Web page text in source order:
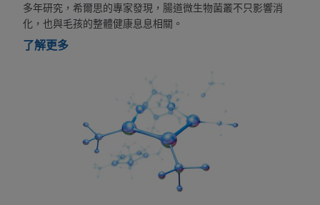
多年研究，希爾思的專家發現，腸道微生物菌叢不只影響消
化，也與毛孩的整體健康息息相關。
了解更多